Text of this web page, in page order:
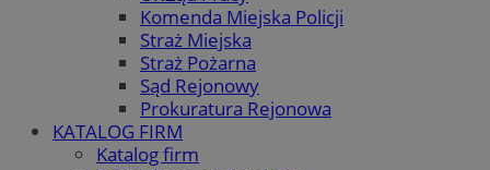
Komenda Miejska Policji
Straż Miejska
Straż Pożarna
Sąd Rejonowy
Prokuratura Rejonowa
KATALOG FIRM
Katalog firm